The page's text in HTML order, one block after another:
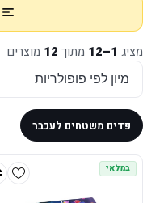
מציג 1–12 מתוך 12 מוצרים
פדים משטחים לעכבר
במלאי